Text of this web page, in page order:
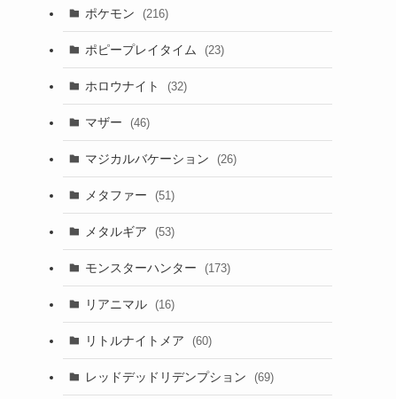
ポケモン (216)
ポピープレイタイム (23)
ホロウナイト (32)
マザー (46)
マジカルバケーション (26)
メタファー (51)
メタルギア (53)
モンスターハンター (173)
リアニマル (16)
リトルナイトメア (60)
レッドデッドリデンプション (69)